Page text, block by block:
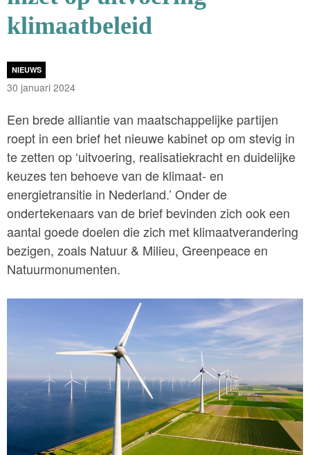
klimaatbeleid
NIEUWS
30 januari 2024
Een brede alliantie van maatschappelijke partijen
roept in een brief het nieuwe kabinet op om stevig in
te zetten op ‘uitvoering, realisatiekracht en duidelijke
keuzes ten behoeve van de klimaat- en
energietransitie in Nederland.’ Onder de
ondertekenaars van de brief bevinden zich ook een
aantal goede doelen die zich met klimaatverandering
bezigen, zoals Natuur & Milieu, Greenpeace en
Natuurmonumenten.